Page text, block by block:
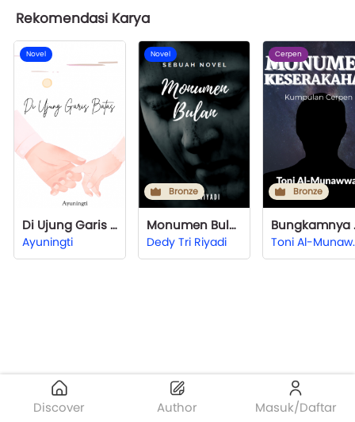
Discover Author Masuk/Daftar
Rekomendasi Karya
Novel
Di Ujung Garis Batas
Ayuningti
Novel
Bronze
Monumen Bulan
Dedy Tri Riyadi
Cerpen
Bronze
Toni